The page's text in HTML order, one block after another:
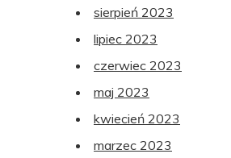
sierpień 2023
lipiec 2023
czerwiec 2023
maj 2023
kwiecień 2023
marzec 2023